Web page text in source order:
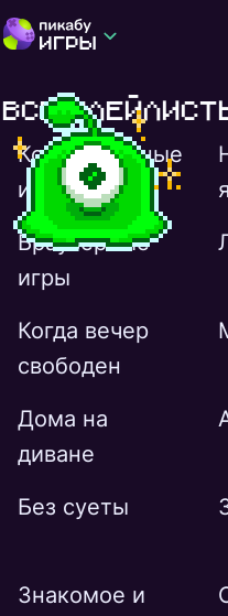
Шутер
Все жанры
Все
Компьютерные
игры
Браузерные
игры
Когда вечер
свободен
Дома на
диване
Без суеты
Знакомое и